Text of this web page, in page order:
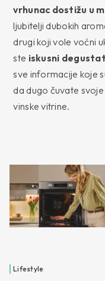
vrhunac dostižu u
ljubitelji dubokih
drugi koji vole voćni
ste iskusni
sve informacije koje
da dugo čuvate
vinske vitrine.
Lifestyle